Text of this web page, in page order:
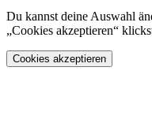
Du kannst deine Auswahl
„Cookies akzeptieren“
Cookies akzeptieren